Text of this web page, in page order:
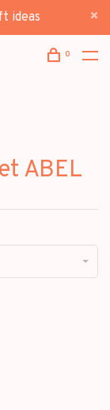
ideas
0
ABEL